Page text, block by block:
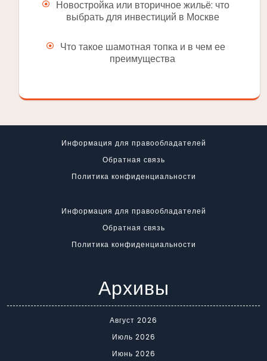
Новостройка или вторичное жильё: что
выбрать для инвестиций в Москве
Что такое шамотная топка и в чем ее
преимущества
Информация для правообладателей
Обратная связь
Политика конфиденциальности
Информация для правообладателей
Обратная связь
Политика конфиденциальности
Архивы
Август 2026
Июль 2026
Июнь 2026